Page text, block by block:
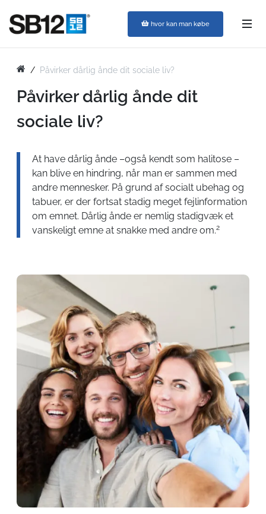
hvor kan man købe
Påvirker dårlig ånde dit sociale liv?
Påvirker dårlig ånde dit
sociale liv?
At have dårlig ånde –også kendt som halitose –
kan blive en hindring, når man er sammen med
andre mennesker. På grund af socialt ubehag og
tabuer, er der fortsat stadig meget fejlinformation
om emnet. Dårlig ånde er nemlig stadigvæk et
vanskeligt emne at snakke med andre om.2